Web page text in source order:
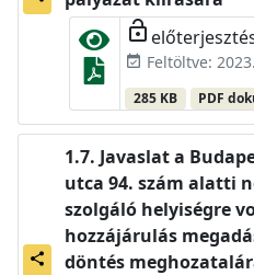
lock_open
event_available Feltöltve:
285 KB PDF
share
Javaslat a
utca 94. szám alatti
szolgáló helyiségre
hozzájárulás
döntés